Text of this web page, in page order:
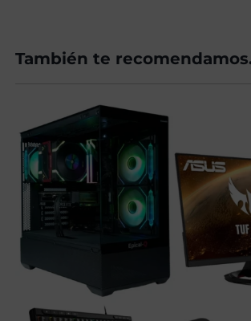
También te